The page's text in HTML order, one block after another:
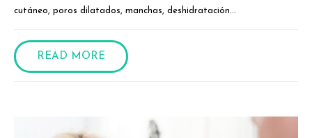
cutáneo, poros dilatados, manchas, deshidratación...
READ MORE